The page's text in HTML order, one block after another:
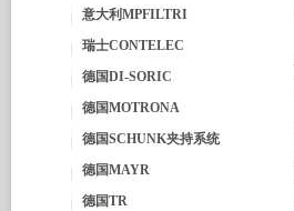
意大利MPFILTRI
瑞士CONTELEC
德国DI-SORIC
德国MOTRONA
德国SCHUNK夹持系统
德国MAYR
德国TR